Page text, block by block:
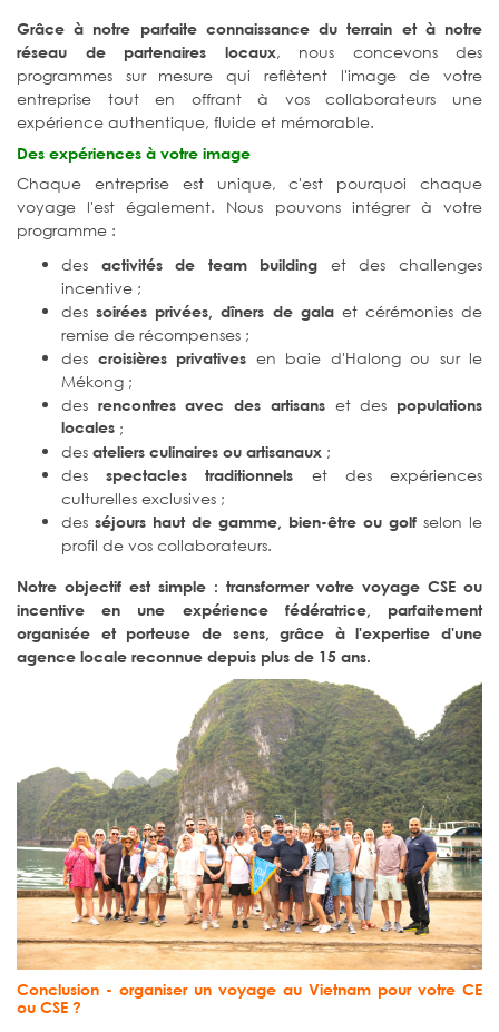
Grâce à notre parfaite connaissance du terrain et à notre
réseau de partenaires locaux, nous concevons des
programmes sur mesure qui reflètent l'image de votre
entreprise tout en offrant à vos collaborateurs une
expérience authentique, fluide et mémorable.
Des expériences à votre image
Chaque entreprise est unique, c'est pourquoi chaque
voyage l'est également. Nous pouvons intégrer à votre
programme :
des activités de team building et des challenges
incentive ;
dessoirées privées, dîners de galaet cérémonies de
remise de récompenses ;
des croisières privatives en baie d'Halong ou sur le
Mékong ;
des rencontres avec des artisanset des populations
locales ;
des ateliers culinaires ou artisanaux ;
desspectacles traditionnels et des expériences
culturelles exclusives ;
des séjours haut de gamme, bien-être ou golf selon le
profil de vos collaborateurs.
Notre objectif est simple : transformer votre voyage CSE ou
incentive en une expérience fédératrice, parfaitement
organisée et porteuse de sens, grâce à l'expertise d'une
agence locale reconnue depuis plus de 15 ans.
Conclusion - organiser un voyage au Vietnam pour votre CE
ou CSE ?